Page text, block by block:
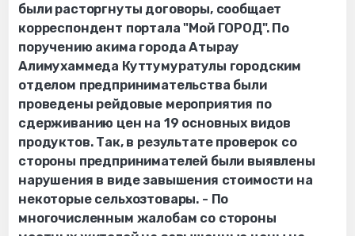
были расторгнуты договоры, сообщает
корреспондент портала "Мой ГОРОД". По
поручению акима города Атырау
Алимухаммеда Куттумуратулы городским
отделом предпринимательства были
проведены рейдовые мероприятия по
сдерживанию цен на 19 основных видов
продуктов. Так, в результате проверок со
стороны предпринимателей были выявлены
нарушения в виде завышения стоимости на
некоторые сельхозтовары. - По
многочисленным жалобам со стороны